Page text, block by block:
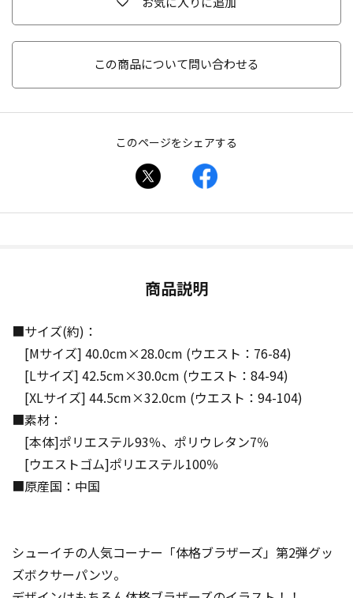
この商品について問い合わせる
このページをシェアする
商品説明
■サイズ(約)：
[Mサイズ] 40.0cm×28.0cm (ウエスト：76-84)
[Lサイズ] 42.5cm×30.0cm (ウエスト：84-94)
[XLサイズ] 44.5cm×32.0cm (ウエスト：94-104)
■素材：
[本体]ポリエステル93％、ポリウレタン7％
[ウエストゴム]ポリエステル100％
■原産国：中国
シューイチの人気コーナー「体格ブラザーズ」第2弾グッ
ズボクサーパンツ。